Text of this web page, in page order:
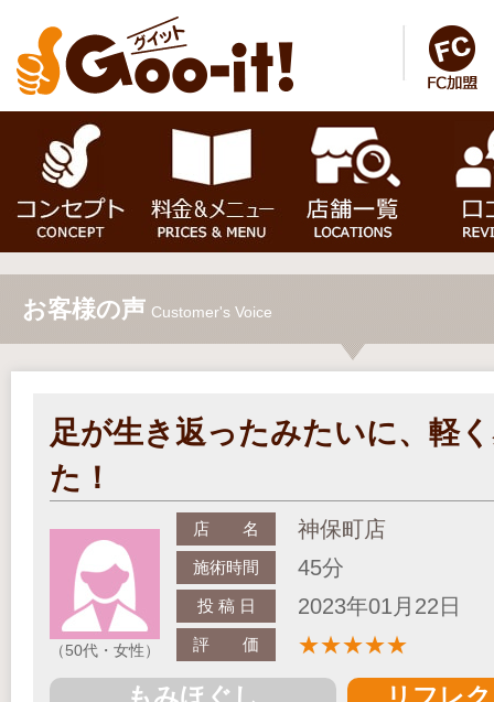
お客様の声 Customer's Voice
足が生き返ったみたいに、軽
た！
（50代・女性）
店 名 神保町店
施術時間 45分
投 稿 日 2023年01月22日
評 価 ★★★★★